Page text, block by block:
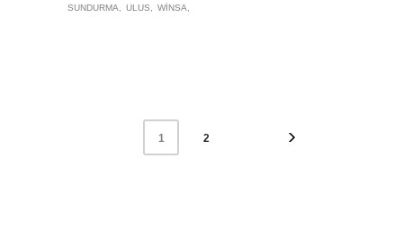
SUNDURMA
ULUS WINSA
1 2